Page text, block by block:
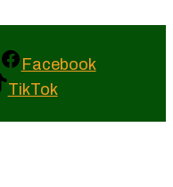
Facebook
TikTok